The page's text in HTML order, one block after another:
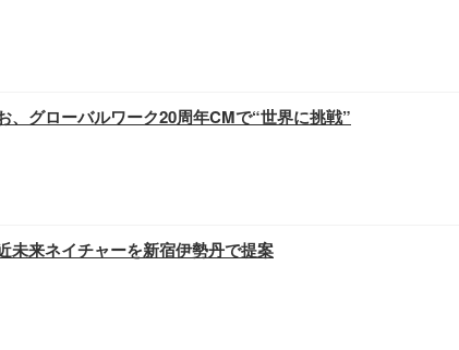
、グローバルワーク20周年CMで“世界に挑戦”
未来ネイチャーを新宿伊勢丹で提案